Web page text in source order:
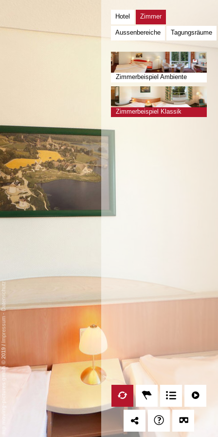
Hotel Zimmer
Aussenbereiche Tagungsräume
Zimmerbeispiel Ambiente
Zimmerbeispiel Klassik
mp moving-pictures gmbh © 2019
/
Impressum
-
Datenschutz